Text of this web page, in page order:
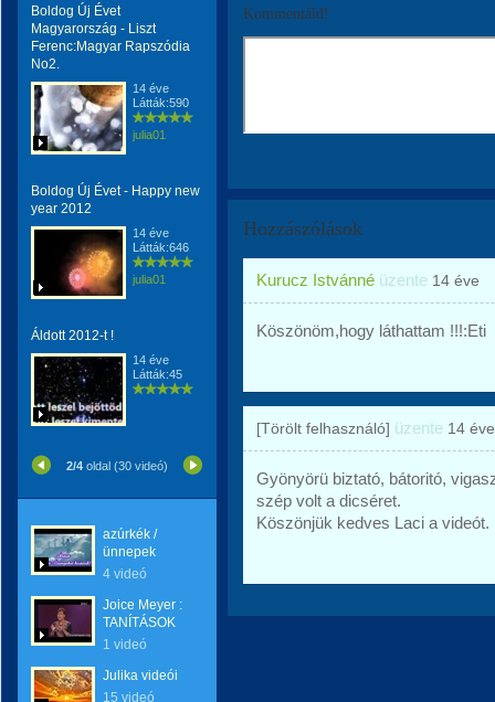
Boldog Új Évet
Magyarország - Liszt
Ferenc:Magyar Rapszódia
No2.
14 éve
Látták:590
julia01
Boldog Új Évet - Happy new
year 2012
14 éve
Látták:646
julia01
Áldott 2012-t !
14 éve
Látták:45
2/4 oldal (30 videó)
azúrkék /
ünnepek
4 videó
Joice Meyer :
TANÍTÁSOK
1 videó
Julika videói
15 videó
Kommentáld!
Hozzászólások
Kurucz Istvánné üzente 14 éve
Köszönöm,hogy láthattam !!!:Eti
[Törölt felhasználó] üzente 14 éve
Gyönyörü biztató, bátoritó,
szép volt a dicséret.
Köszönjük kedves Laci a videót.